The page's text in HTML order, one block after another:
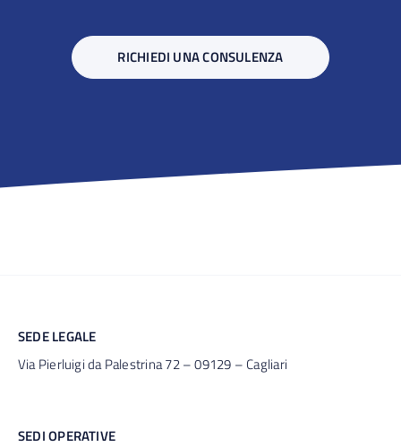
RICHIEDI UNA CONSULENZA
SEDE LEGALE
Via Pierluigi da Palestrina 72 – 09129 – Cagliari
SEDI OPERATIVE